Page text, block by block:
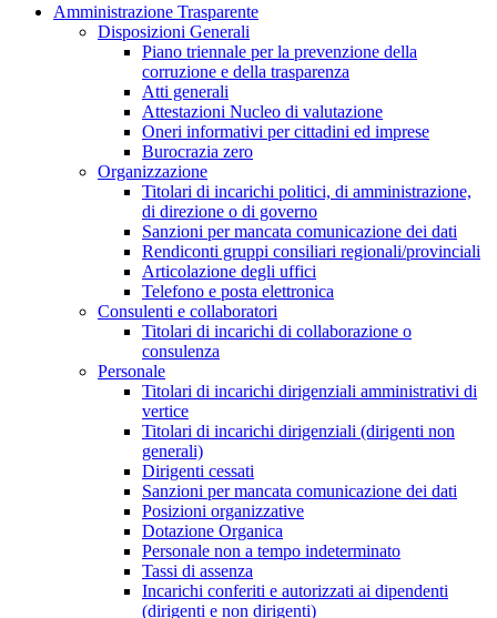
Amministrazione Trasparente
Disposizioni Generali
Piano triennale per la prevenzione della
corruzione e della trasparenza
Atti generali
Attestazioni Nucleo di valutazione
Oneri informativi per cittadini ed imprese
Burocrazia zero
Organizzazione
Titolari di incarichi politici, di amministrazione,
di direzione o di governo
Sanzioni per mancata comunicazione dei dati
Rendiconti gruppi consiliari regionali/provinciali
Articolazione degli uffici
Telefono e posta elettronica
Consulenti e collaboratori
Titolari di incarichi di collaborazione o
consulenza
Personale
Titolari di incarichi dirigenziali amministrativi di
vertice
Titolari di incarichi dirigenziali (dirigenti non
generali)
Dirigenti cessati
Sanzioni per mancata comunicazione dei dati
Posizioni organizzative
Dotazione Organica
Personale non a tempo indeterminato
Tassi di assenza
Incarichi conferiti e autorizzati ai dipendenti
(dirigenti e non dirigenti)